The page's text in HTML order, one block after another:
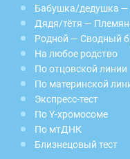
Бабушка/дедушка —
Дядя/тётя —
Родной — Сводный
На любое родство
По отцовской линии
По материнской
Экспресс-тест
По Y-хромосоме
По мтДНК
Близнецовый тест